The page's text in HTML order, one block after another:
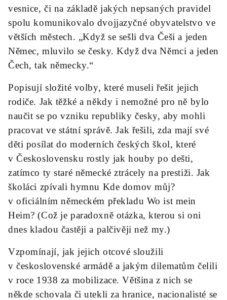
vesnice, či na základě jakých nepsaných pravidel
spolu komunikovalo dvojjazyčné obyvatelstvo ve
větších městech. „Když se sešli dva Češi a jeden
Němec, mluvilo se česky. Když dva Němci a jeden
Čech, tak německy.“
Popisují složité volby, které museli řešit jejich
rodiče. Jak těžké a někdy i nemožné pro ně bylo
naučit se po vzniku republiky česky, aby mohli
pracovat ve státní správě. Jak řešili, zda mají své
děti posílat do moderních českých škol, které
v Československu rostly jak houby po dešti,
zatímco ty staré německé ztrácely na prestiži. Jak
školáci zpívali hymnu Kde domov můj?
v oficiálním německém překladu Wo ist mein
Heim? (Což je paradoxně otázka, kterou si oni
dnes kladou častěji a palčivěji než my.)
Vzpomínají, jak jejich otcové sloužili
v československé armádě a jakým dilematům čelili
v roce 1938 za mobilizace. Většina z nich se
někde schovala či utekli za hranice, nacionalisté se